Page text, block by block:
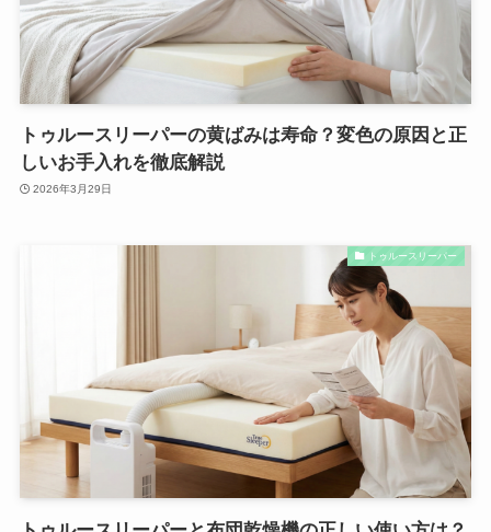
トゥルースリーパーの黄ばみは寿命？変色の原因と正
しいお手入れを徹底解説
2026年3月29日
トゥルースリーパー